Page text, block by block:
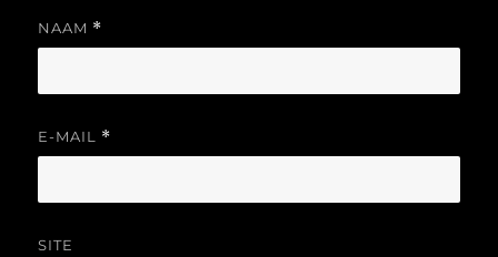
NAAM *
E-MAIL *
SITE